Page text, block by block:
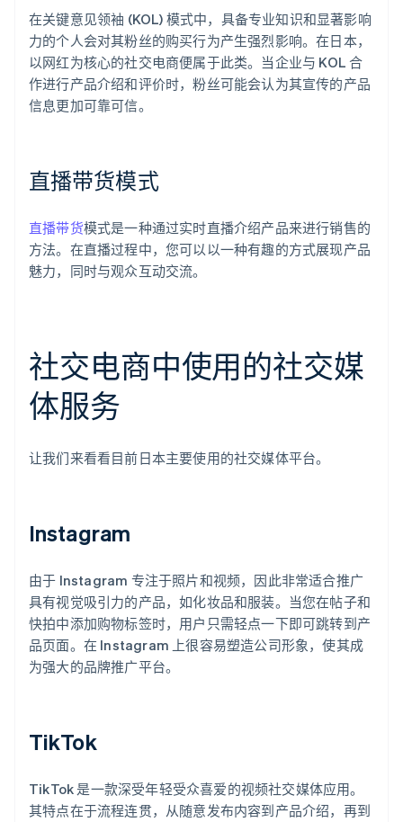
在关键意见领袖 (KOL) 模式中，具备专业知识和显著影响
力的个人会对其粉丝的购买行为产生强烈影响。在日本，
以网红为核心的社交电商便属于此类。当企业与 KOL 合
作进行产品介绍和评价时，粉丝可能会认为其宣传的产品
信息更加可靠可信。
直播带货模式
直播带货模式是一种通过实时直播介绍产品来进行销售的
方法。在直播过程中，您可以以一种有趣的方式展现产品
魅力，同时与观众互动交流。
社交电商中使用的社交媒
体服务
让我们来看看目前日本主要使用的社交媒体平台。
Instagram
由于 Instagram 专注于照片和视频，因此非常适合推广
具有视觉吸引力的产品，如化妆品和服装。当您在帖子和
快拍中添加购物标签时，用户只需轻点一下即可跳转到产
品页面。在 Instagram 上很容易塑造公司形象，使其成
为强大的品牌推广平台。
TikTok
TikTok 是一款深受年轻受众喜爱的视频社交媒体应用。
其特点在于流程连贯，从随意发布内容到产品介绍，再到